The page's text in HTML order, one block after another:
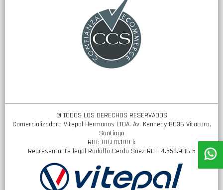
© TODOS LOS DERECHOS RESERVADOS
Comercializadora Vitepal Hermanos LTDA. Av. Kennedy 8036 Vitacura,
Santiago
RUT: 88.811.100-k
Representante legal Rodolfo Cerda Saez RUT: 4.553.986-5